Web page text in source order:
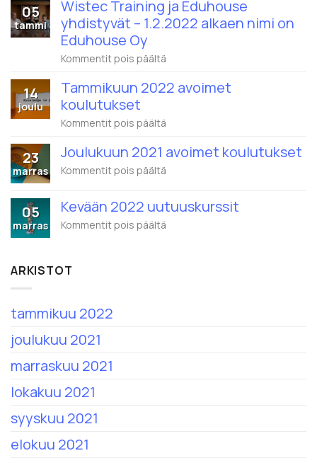
avoimet
koulutukset
05
tammi
Wistec Training ja Eduhouse
yhdistyvät – 1.2.2022 alkaen nimi on
Eduhouse Oy
Kommentit pois päältä
Training
ja
alkaen
nimi
14
joulu
Tammikuun 2022 avoimet
koulutukset
Kommentit pois päältä
2022
avoimet
23
marras
Joulukuun 2021 avoimet koulutukset
Kommentit pois päältä
avoimet
koulutukset
05
marras
Kevään 2022 uutuuskurssit
Kommentit pois päältä
ARKISTOT
tammikuu 2022
joulukuu 2021
marraskuu 2021
lokakuu 2021
syyskuu 2021
elokuu 2021